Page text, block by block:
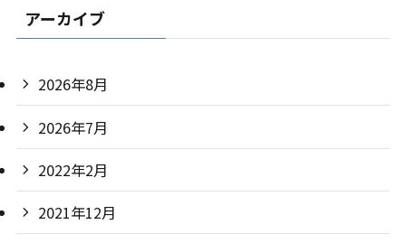
アーカイブ
2026年8月
2026年7月
2022年2月
2021年12月